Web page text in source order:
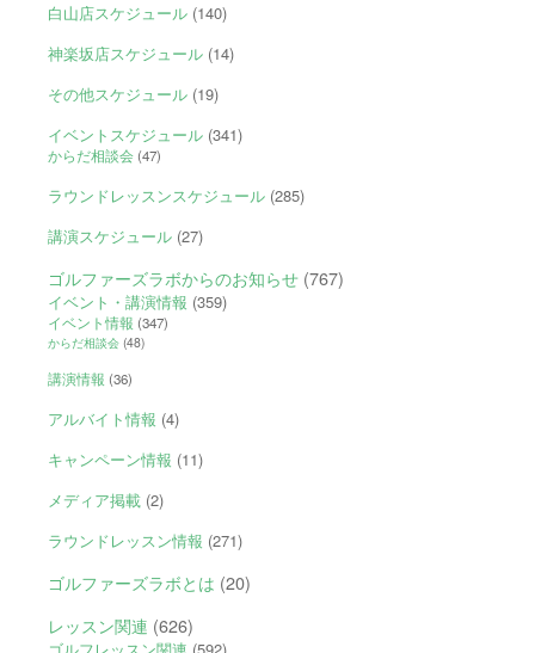
白山店スケジュール(140)
神楽坂店スケジュール(14)
その他スケジュール(19)
イベントスケジュール(341)
からだ相談会(47)
ラウンドレッスンスケジュール(285)
講演スケジュール(27)
ゴルファーズラボからのお知らせ(767)
イベント・講演情報 (359)
イベント情報 (347)
からだ相談会(48)
講演情報 (36)
アルバイト情報 (4)
キャンペーン情報 (11)
メディア掲載(2)
ラウンドレッスン情報 (271)
ゴルファーズラボとは (20)
レッスン関連 (626)